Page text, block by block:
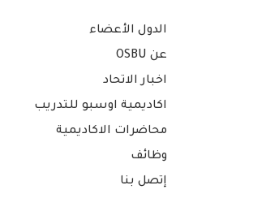
الدول الأعضاء
عن OSBU
اخبار الاتحاد
اكاديمية اوسبو للتدريب
محاضرات الاكاديمية
وظائف
إتصل بنا